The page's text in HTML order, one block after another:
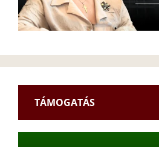
TÁMOGATÁS